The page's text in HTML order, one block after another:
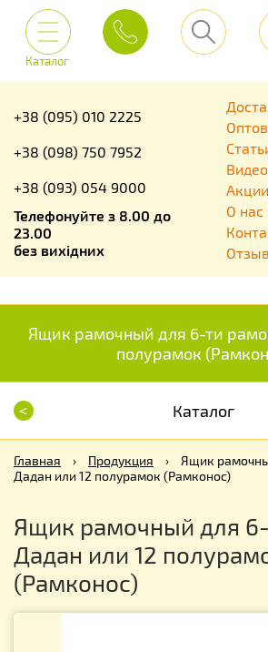
Каталог
+38 (095) 010 2225
+38 (098) 750 7952
+38 (093) 054 9000
Телефонуйте з 8.00 до
23.00
без вихідних
Видео
Акции
О нас
Ящик рамочный для 6-ти
полурамок
< Каталог
Главная › Продукция ›
Ящик
Дадан или 12 полурамок (Рамконос)
Ящик рамочный для
Дадан или 12
(Рамконос)